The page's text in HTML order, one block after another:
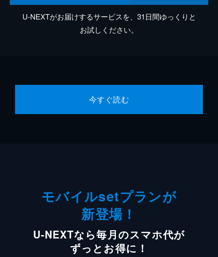
U-NEXTがお届けするサービスを、31日間ゆっくりと
お試しください。
今すぐ読む
モバイルsetプランが
新登場！
U-NEXTなら毎月のスマホ代が
ずっとお得に！